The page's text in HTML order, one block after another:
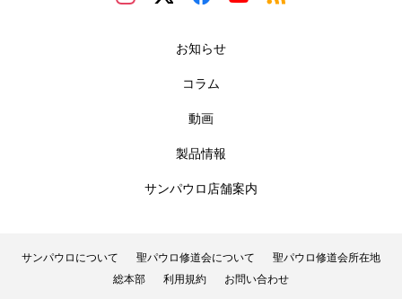
お知らせ
コラム
動画
製品情報
サンパウロ店舗案内
サンパウロについて 聖パウロ修道会について
聖パウロ修道会所在地
総本部
利用規約 お問い合わせ